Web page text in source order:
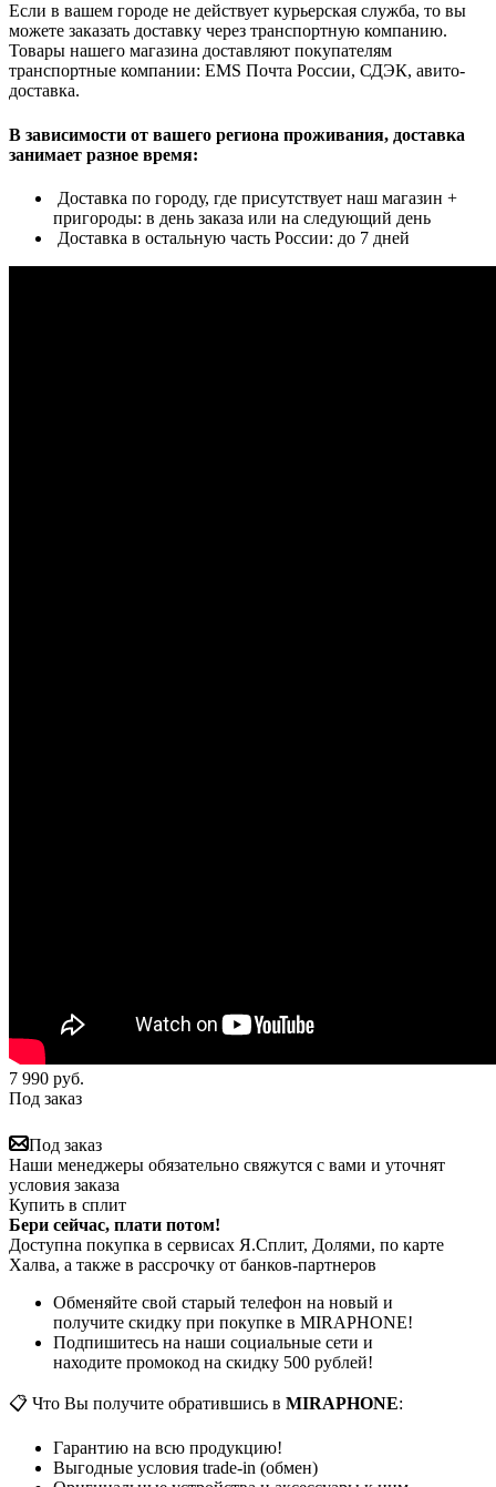
Если в вашем городе не действует курьерская служба, то вы
можете заказать доставку через транспортную компанию.
Товары нашего магазина доставляют покупателям
транспортные компании: EMS Почта России, СДЭК, авито-
доставка.
В зависимости от вашего региона проживания, доставка
занимает разное время:
Доставка по городу, где присутствует наш магазин +
пригороды: в день заказа или на следующий день
Доставка в остальную часть России: до 7 дней
7 990 руб.
Под заказ
Под заказ
Наши менеджеры обязательно свяжутся с вами и уточнят
условия заказа
Купить в сплит
Бери сейчас, плати потом!
Доступна покупка в сервисах Я.Сплит, Долями, по карте
Халва, а также в рассрочку от банков-партнеров
Обменяйте свой старый телефон на новый и
получите скидку при покупке в MIRAPHONE!
Подпишитесь на наши социальные сети и
находите промокод на скидку 500 рублей!
📋 Что Вы получите обратившись в MIRAPHONE:
Гарантию на всю продукцию!
Выгодные условия trade-in (обмен)